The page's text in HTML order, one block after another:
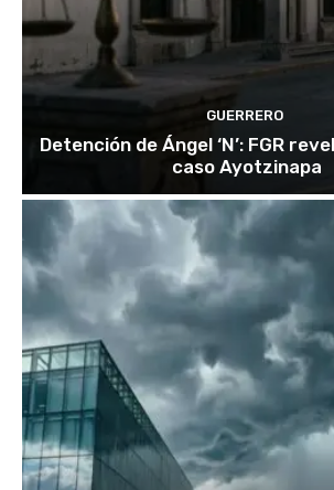
GUERRERO
Detención de Ángel ‘N’: FGR
caso Ayotzinapa